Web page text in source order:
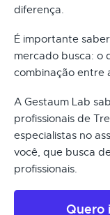
diferença.
É importante
mercado busca: o
combinação entre
A Gestaum Lab
profissionais de
especialistas no
você, que busca
profissionais.
Quero